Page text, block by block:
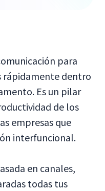
para
rápidamente dentro
Es un pilar
de los
empresas que
interfuncional.
en canales,
todas tus